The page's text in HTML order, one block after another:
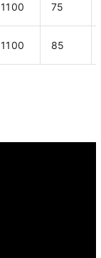
1100 75
1100 85